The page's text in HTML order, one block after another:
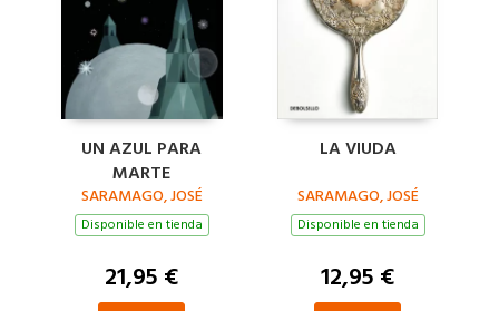
UN AZUL PARA
MARTE
SARAMAGO, JOSÉ
Disponible en tienda
21,95 €
LA VIUDA
SARAMAGO, JOSÉ
Disponible en tienda
12,95 €